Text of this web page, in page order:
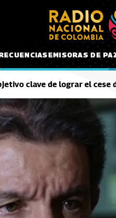
EMISORAS DE
clave de lograr el cese